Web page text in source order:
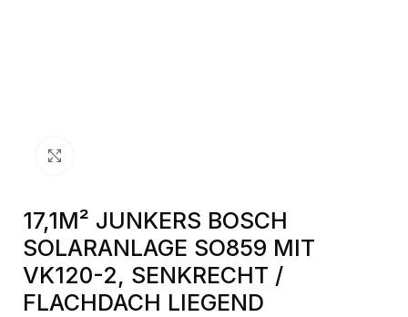
17,1M² JUNKERS BOSCH
SOLARANLAGE SO859 MIT
VK120-2, SENKRECHT /
FLACHDACH LIEGEND